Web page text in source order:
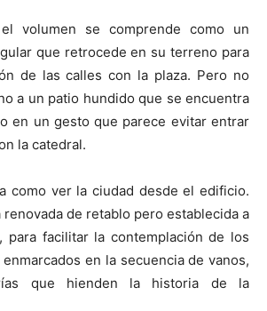
volumen se comprende como un
que retrocede en su terreno para
de las calles con la plaza. Pero no
a un patio hundido que se encuentra
en un gesto que parece evitar entrar
la catedral.
como ver la ciudad desde el edificio.
renovada de retablo pero establecida a
para facilitar la contemplación de los
en la secuencia de vanos,
que hienden la historia de la